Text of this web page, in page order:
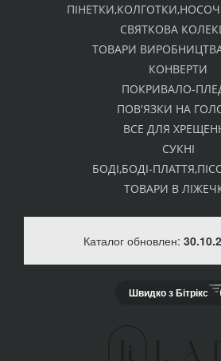
СВЯТКОВА
ТОВАРИ ВИРОБНИЦТВА
КОНВЕРТИ
ПОКРИВАЛО-
ПОВ'ЯЗКИ НА
ВСЕ ДЛЯ
СУКНІ
БОДІ,БОДІ-
ТОВАРИ В
Каталог обновлен:
Швидко з Бітрікс